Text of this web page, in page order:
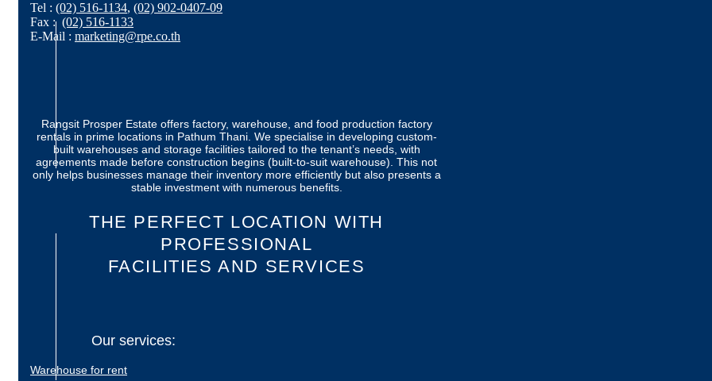
Tel : (02) 516-1134, (02) 902-0407-09
Fax : (02) 516-1133
E-Mail : marketing@rpe.co.th
Rangsit Prosper Estate offers factory, warehouse, and food production factory
rentals in prime locations in Pathum Thani. We specialise in developing custom-
built warehouses and storage facilities tailored to the tenant’s needs, with
agreements made before construction begins (built-to-suit warehouse). This not
only helps businesses manage their inventory more efficiently but also presents a
stable investment with numerous benefits.
THE PERFECT LOCATION WITH
PROFESSIONAL
FACILITIES AND SERVICES
Our services:
Warehouse for rent